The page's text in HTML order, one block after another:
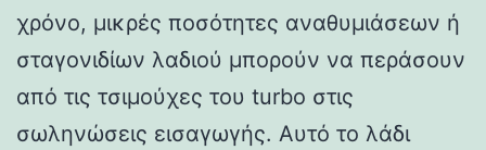
χρόνο, μικρές ποσότητες αναθυμιάσεων ή
σταγονιδίων λαδιού μπορούν να περάσουν
από τις τσιμούχες του turbo στις
σωληνώσεις εισαγωγής. Αυτό το λάδι